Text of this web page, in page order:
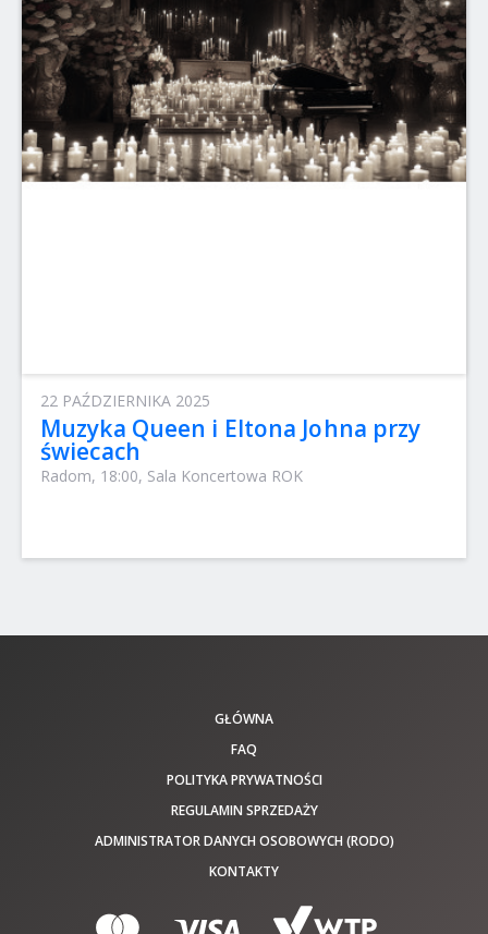
22 PAŹDZIERNIKA 2025
Muzyka Queen i Eltona Johna przy
świecach
Radom, 18:00, Sala Koncertowa ROK
GŁÓWNA
FAQ
POLITYKA PRYWATNOŚCI
REGULAMIN SPRZEDAŻY
ADMINISTRATOR DANYCH OSOBOWYCH (RODO)
KONTAKTY